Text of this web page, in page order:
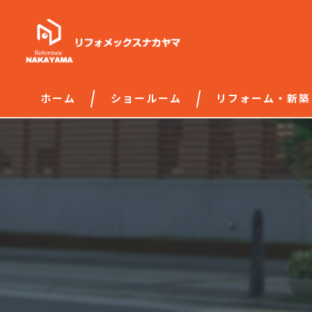
ホーム ショールーム リフォーム・新築